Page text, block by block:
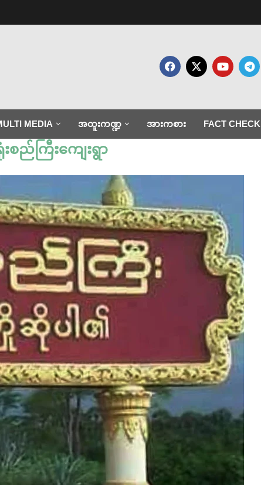
MEDIA အထူးကဏ္ဍ အားကစား FACT CHECK
းစည်ကြီးကျေးရွာ